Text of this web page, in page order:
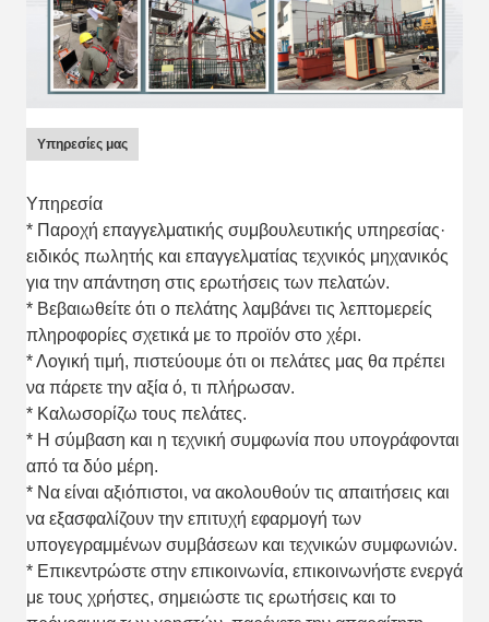
Υπηρεσίες μας
Υπηρεσία
* Παροχή επαγγελματικής συμβουλευτικής υπηρεσίας·
ειδικός πωλητής και επαγγελματίας τεχνικός μηχανικός
για την απάντηση στις ερωτήσεις των πελατών.
* Βεβαιωθείτε ότι ο πελάτης λαμβάνει τις λεπτομερείς
πληροφορίες σχετικά με το προϊόν στο χέρι.
* Λογική τιμή, πιστεύουμε ότι οι πελάτες μας θα πρέπει
να πάρετε την αξία ό, τι πλήρωσαν.
* Καλωσορίζω τους πελάτες.
* Η σύμβαση και η τεχνική συμφωνία που υπογράφονται
από τα δύο μέρη.
* Να είναι αξιόπιστοι, να ακολουθούν τις απαιτήσεις και
να εξασφαλίζουν την επιτυχή εφαρμογή των
υπογεγραμμένων συμβάσεων και τεχνικών συμφωνιών.
* Επικεντρώστε στην επικοινωνία, επικοινωνήστε ενεργά
με τους χρήστες, σημειώστε τις ερωτήσεις και το